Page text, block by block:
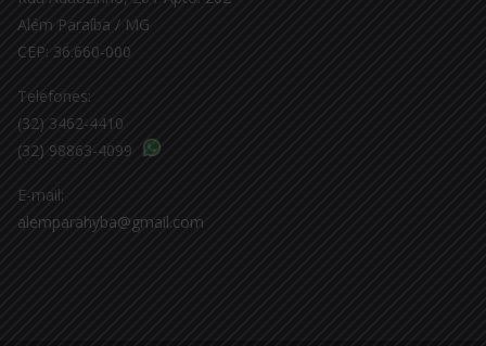
Além Paraíba / MG
CEP: 36.660-000
Telefones:
(32) 3462-4410
(32) 98863-4099
E-mail:
alemparahyba@gmail.com